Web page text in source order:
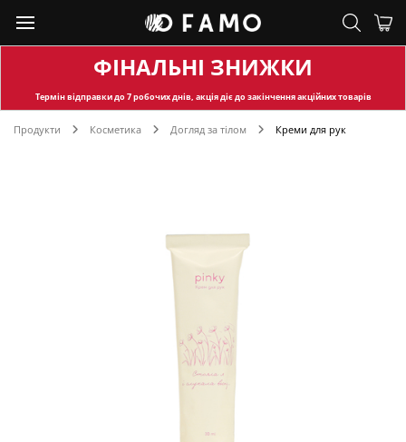
ФІНАЛЬНІ ЗНИЖКИ
Термін відправкидо 7 робочих днів, акція діє до закінчення акційних товарів
Продукти Косметика Догляд за тілом Креми для рук